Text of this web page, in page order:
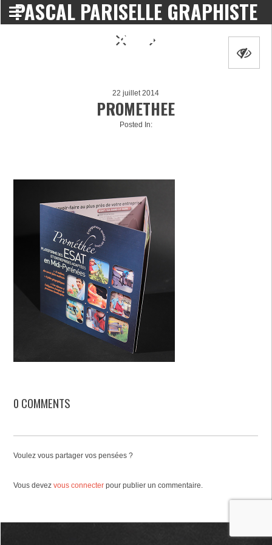
PASCAL PARISELLE GRAPHISTE
DESIGNER
22 juillet 2014
PROMETHEE
Posted In:
0 COMMENTS
Voulez vous partager vos pensées ?
Vous devezvous connecter pour publier un commentaire.